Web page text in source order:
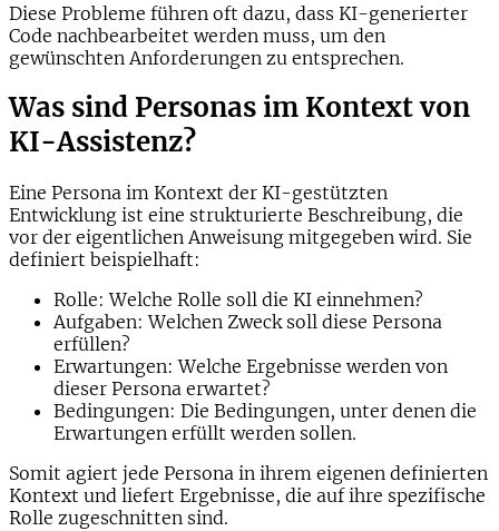
Diese Probleme führen oft dazu, dass KI-generierter
Code nachbearbeitet werden muss, um den
gewünschten Anforderungen zu entsprechen.
Was sind Personas im Kontext von
KI-Assistenz?
Eine Persona im Kontext der KI-gestützten
Entwicklung ist eine strukturierte Beschreibung, die
vor der eigentlichen Anweisung mitgegeben wird. Sie
definiert beispielhaft:
Rolle: Welche Rolle soll die KI einnehmen?
Aufgaben: Welchen Zweck soll diese Persona
erfüllen?
Erwartungen: Welche Ergebnisse werden von
dieser Persona erwartet?
Bedingungen: Die Bedingungen, unter denen die
Erwartungen erfüllt werden sollen.
Somit agiert jede Persona in ihrem eigenen definierten
Kontext und liefert Ergebnisse, die auf ihre spezifische
Rolle zugeschnitten sind.